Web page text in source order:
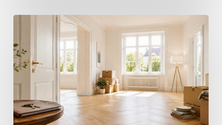
Haushaltsauflösung
einem
Erbfall:
die
Immobilie